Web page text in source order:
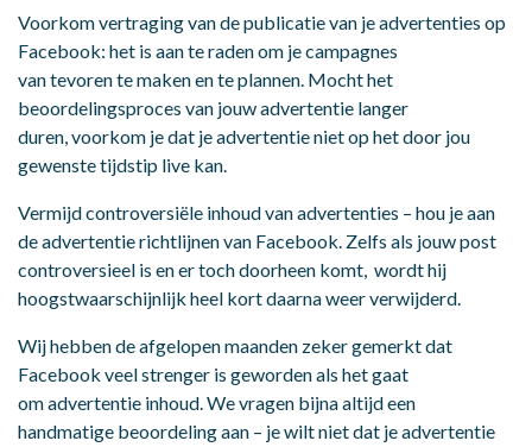
Voorkom vertraging van de publicatie van je advertenties op
Facebook: het is aan te raden om je campagnes
van tevoren te maken en te plannen. Mocht het
beoordelingsproces van jouw advertentie langer
duren, voorkom je dat je advertentie niet op het door jou
gewenste tijdstip live kan.
Vermijd controversiële inhoud van advertenties – hou je aan
de advertentie richtlijnen van Facebook. Zelfs als jouw post
controversieel is en er toch doorheen komt, wordt hij
hoogstwaarschijnlijk heel kort daarna weer verwijderd.
Wij hebben de afgelopen maanden zeker gemerkt dat
Facebook veel strenger is geworden als het gaat
om advertentie inhoud. We vragen bijna altijd een
handmatige beoordeling aan – je wilt niet dat je advertentie